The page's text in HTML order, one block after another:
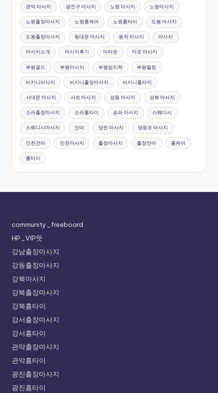
관악 마사지 광진구 마사지 노원 마사지 노원마사지
노원출장마사지 노원홈케어 노원홈타이 도봉 마사지
도봉출장마사지 동대문 마사지 동작 마사지 마사지
마사지소개 마사지후기 마타운 마포 마사지
부평골드 부평마사지 부평엄지척 부평힐링
비키니마사지 비키니출장마사지 비키니홈타이
서대문 마사지 서초 마사지 성동 마사지 성북 마사지
소라출장마사지 소라홈타이 송파 마사지 스웨디시
스웨디시마사지 안마 양천 마사지 영등포 마사지
인천건마 인천마사지 출장마사지 출장안마 홈케어
홈타이
community_freeboard
HP_VIP뜻
강남출장마사지
강동출장마사지
강북마사지
강북출장마사지
강북홈타이
강서출장마사지
강서홈타이
관악출장마사지
관악홈타이
광진출장마사지
광진홈타이